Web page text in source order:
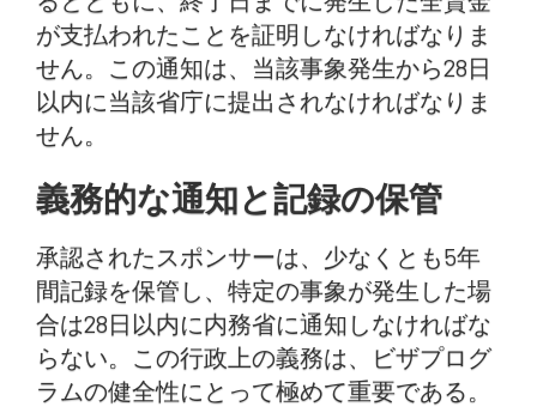
が支払われたことを証明しなければなりま
せん。この通知は、当該事象発生から28日
以内に当該省庁に提出されなければなりま
せん。
義務的な通知と記録の保管
承認されたスポンサーは、少なくとも5年
間記録を保管し、特定の事象が発生した場
合は28日以内に内務省に通知しなければな
らない。この行政上の義務は、ビザプログ
ラムの健全性にとって極めて重要である。